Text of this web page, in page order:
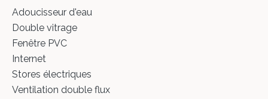
Adoucisseur d'eau
Double vitrage
Fenêtre PVC
Internet
Stores électriques
Ventilation double flux